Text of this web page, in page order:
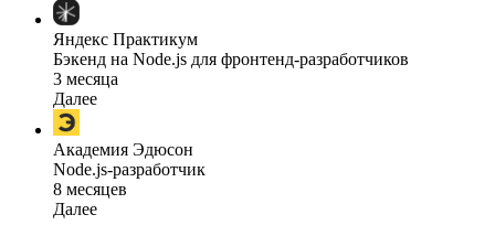
Яндекс Практикум
Бэкенд на Node.js для фронтенд-разработчиков
3 месяца
Далее
Академия Эдюсон
Node.js-разработчик
8 месяцев
Далее